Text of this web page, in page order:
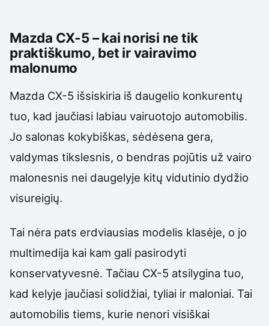
Mazda CX-5 – kai norisi ne tik
praktiškumo, bet ir vairavimo
malonumo
Mazda CX-5 išsiskiria iš daugelio konkurentų
tuo, kad jaučiasi labiau vairuotojo automobilis.
Jo salonas kokybiškas, sėdėsena gera,
valdymas tikslesnis, o bendras pojūtis už vairo
malonesnis nei daugelyje kitų vidutinio dydžio
visureigių.
Tai nėra pats erdviausias modelis klasėje, o jo
multimedija kai kam gali pasirodyti
konservatyvesnė. Tačiau CX-5 atsilygina tuo,
kad kelyje jaučiasi solidžiai, tyliai ir maloniai. Tai
automobilis tiems, kurie nenori visiškai